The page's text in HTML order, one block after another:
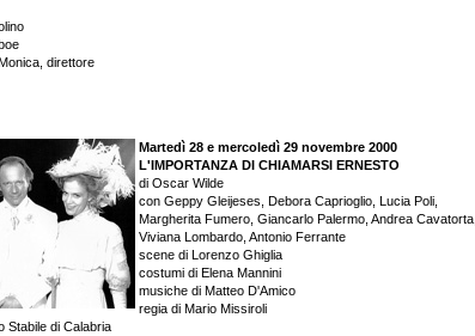
direttore
Martedì 28 e mercoledì 29 novembre 2000
L'IMPORTANZA DI CHIAMARSI ERNESTO
di Oscar Wilde
con Geppy Gleijeses, Debora Caprioglio, Lucia Poli,
Margherita Fumero, Giancarlo Palermo, Andrea Cavatorta,
Viviana Lombardo, Antonio Ferrante
scene di Lorenzo Ghiglia
costumi di Elena Mannini
musiche di Matteo D'Amico
regia di Mario Missiroli
Stabile di Calabria